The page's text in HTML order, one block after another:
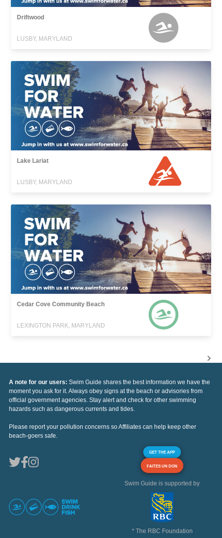
Driftwood
LUSBY, MARYLAND
Lake Lariat
LUSBY, MARYLAND
Cedar Cove Community Beach
LEXINGTON PARK, MARYLAND
A note for our users: Swim Guide shares the best information we have the
moment you ask for it. Always obey signs at the beach or advisories from
official government agencies. Stay alert and check for other swimming
hazards such as dangerous currents and tides.
Please report your pollution concerns so Affiliates can help keep other
beach-goers safe.
GET THE APP
FAITES UN DON
Swim Guide is supported by
* The RBC Foundation